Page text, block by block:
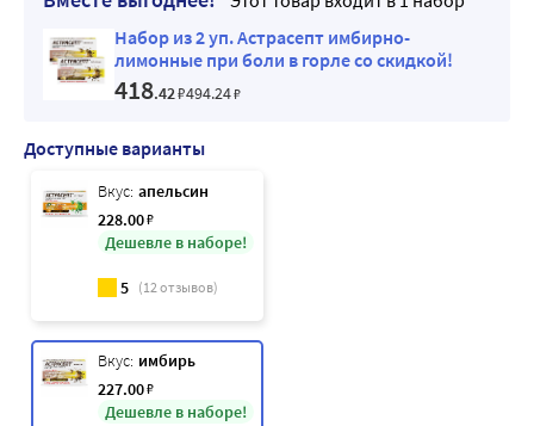
Набор из 2 уп. Астрасепт имбирно-
лимонные при боли в горле со скидкой!
418.42₽494.24₽
Доступные варианты
Вкус: апельсин
228.00₽
Дешевле в наборе!
5 (12отзывов)
Вкус: имбирь
227.00₽
Дешевле в наборе!